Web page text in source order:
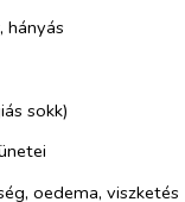
hányás
sokk)
oedema, viszketés